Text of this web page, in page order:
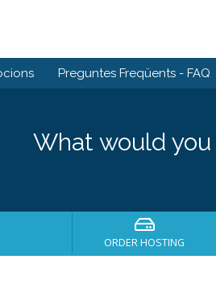
Preguntes Freqüents - FAQ
What would
ORDER HOSTING